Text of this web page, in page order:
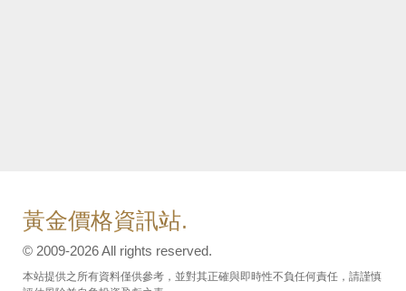
黃金價格資訊站.
© 2009-2026 All rights reserved.
本站提供之所有資料僅供參考，並對其正確與即時性不負任何責任，請謹慎